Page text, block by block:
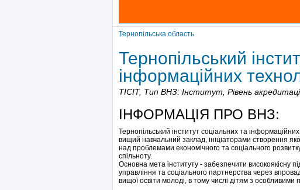
Тернопільська область
Тернопільський
інформаційних
ТІСІТ, Тип ВНЗ: Інститут, Рівень
ІНФОРМАЦІЯ ПРО ВНЗ:
Тернопільський інститут соціальних та
вищий навчальний заклад, ініціаторами створення
над проблемами економічного та соціального
спільноту.
Основна мета інституту - забезпечити високоякісну
управління та соціального партнерства через
вищої освіти молоді, в тому числі дітям з особливими